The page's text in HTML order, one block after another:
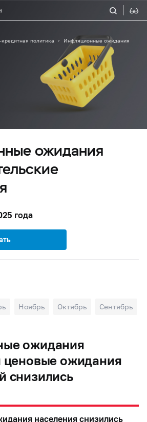
политика Инфляционные ожидания
ожидания
года
Ноябрь Октябрь Сентябрь
ожидания
ценовые ожидания
снизились
населения снизились